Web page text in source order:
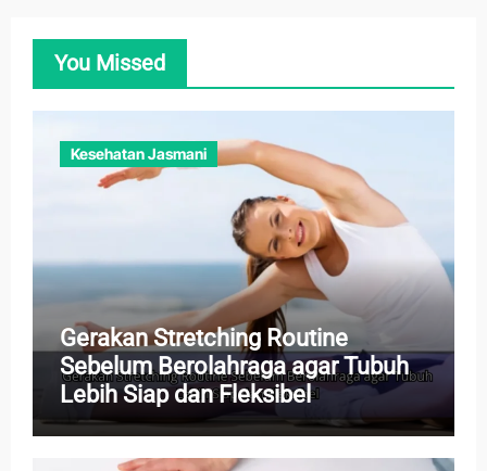
You Missed
Kesehatan Jasmani
Gerakan Stretching Routine
Sebelum Berolahraga agar Tubuh
Lebih Siap dan Fleksibel